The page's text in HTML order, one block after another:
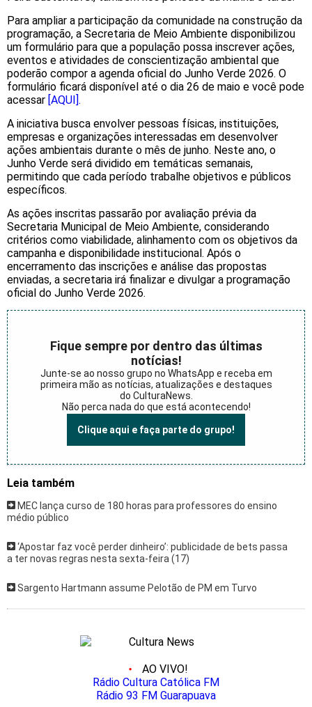
Para ampliar a participação da comunidade na construção da
programação, a Secretaria de Meio Ambiente disponibilizou
um formulário para que a população possa inscrever ações,
eventos e atividades de conscientização ambiental que
poderão compor a agenda oficial do Junho Verde 2026. O
formulário ficará disponível até o dia 26 de maio e você pode
acessar [AQUI].
A iniciativa busca envolver pessoas físicas, instituições,
empresas e organizações interessadas em desenvolver
ações ambientais durante o mês de junho. Neste ano, o
Junho Verde será dividido em temáticas semanais,
permitindo que cada período trabalhe objetivos e públicos
específicos.
As ações inscritas passarão por avaliação prévia da
Secretaria Municipal de Meio Ambiente, considerando
critérios como viabilidade, alinhamento com os objetivos da
campanha e disponibilidade institucional. Após o
encerramento das inscrições e análise das propostas
enviadas, a secretaria irá finalizar e divulgar a programação
oficial do Junho Verde 2026.
Fique sempre por dentro das últimas
notícias!
Junte-se ao nosso grupo no WhatsApp e receba em
primeira mão as notícias, atualizações e destaques
do CulturaNews.
Não perca nada do que está acontecendo!
Clique aqui e faça parte do grupo!
Leia também
MEC lança curso de 180 horas para professores do ensino
médio público
‘Apostar faz você perder dinheiro’: publicidade de bets passa
a ter novas regras nesta sexta-feira (17)
Sargento Hartmann assume Pelotão de PM em Turvo
AO VIVO!
Rádio Cultura Católica FM
Rádio 93 FM Guarapuava